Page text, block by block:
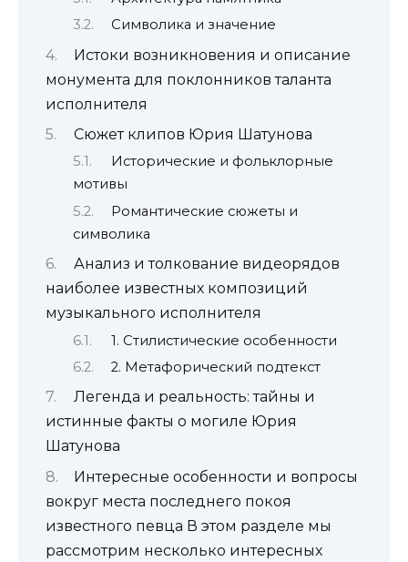
Символика и значение
Истоки возникновения и описание
монумента для поклонников таланта
исполнителя
Сюжет клипов Юрия Шатунова
Исторические и фольклорные
мотивы
Романтические сюжеты и
символика
Анализ и толкование видеорядов
наиболее известных композиций
музыкального исполнителя
1. Стилистические особенности
2. Метафорический подтекст
Легенда и реальность: тайны и
истинные факты о могиле Юрия
Шатунова
Интересные особенности и вопросы
вокруг места последнего покоя
известного певца В этом разделе мы
рассмотрим несколько интересных